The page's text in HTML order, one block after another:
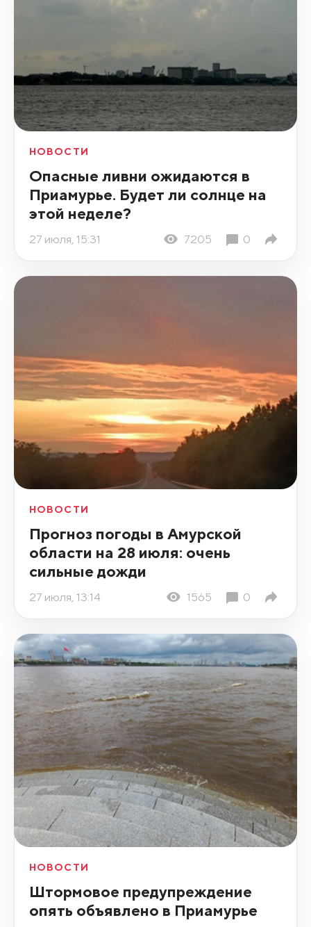
НОВОСТИ
Опасные ливни ожидаются в
Приамурье. Будет ли солнце на
этой неделе?
27 июля, 15:31 7205 0
НОВОСТИ
Прогноз погоды в Амурской
области на 28 июля: очень
сильные дожди
27 июля, 13:14 1565 0
НОВОСТИ
Штормовое предупреждение
опять объявлено в Приамурье